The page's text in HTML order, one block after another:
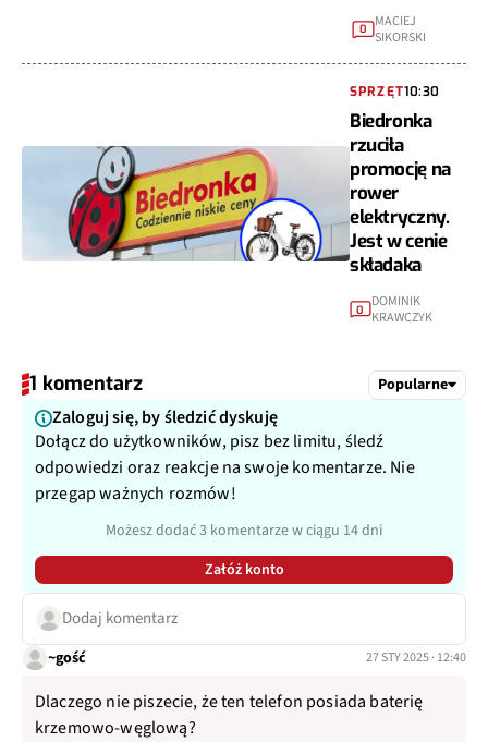
0
MACIEJ
SIKORSKI
SPRZĘT10:30
Biedronka
rzuciła
promocję na
rower
elektryczny.
Jest w cenie
składaka
0
DOMINIK
KRAWCZYK
1 komentarz Popularne
Zaloguj się, by śledzić dyskuję
Dołącz do użytkowników, pisz bez limitu, śledź
odpowiedzi oraz reakcje na swoje komentarze. Nie
przegap ważnych rozmów!
Możesz dodać 3 komentarze w ciągu 14 dni
Załóż konto
Dodaj komentarz
~gość 27 STY 2025 · 12:40
Dlaczego nie piszecie, że ten telefon posiada baterię
krzemowo-węglową?